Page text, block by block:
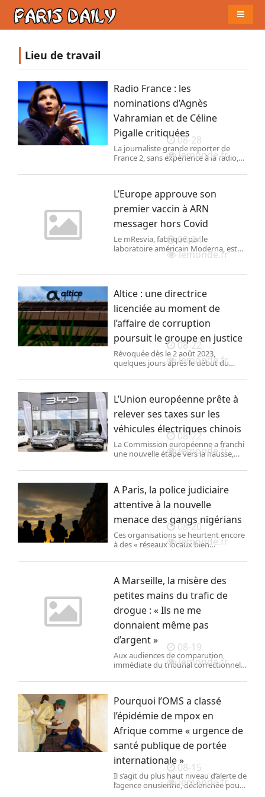
Lieu de travail
Radio France : les
nominations d’Agnès
Vahramian et de Céline
Pigalle critiquées
La journaliste grande reporter de
France 2, sans expérience à la radio,
Quant à l’actuelle directrice de France
double fonction, puisqu’elle assumera
aussi la direction de l’information du
groupe.
08-28
lemonde.fr
L’Europe approuve son
premier vaccin à ARN
messager hors Covid
Le mResvia, fabriqué par le
laboratoire américain Moderna, est
destiné à protéger les seniors contre
principale cause de la bronchiolite.
08-24
lemonde.fr
Altice : une directrice
licenciée au moment de
l’affaire de corruption
poursuit le groupe en justice
Révoquée dès le 2 août 2023,
quelques jours après le début du
Bregou conteste un licenciement
08-22
lemonde.fr
L’Union européenne prête à
relever ses taxes sur les
véhicules électriques chinois
La Commission européenne a franchi
une nouvelle étape vers la hausse,
douane sur les véhicules électriques
aux entreprises exportatrices
pourraient s’élever jusqu’à 36,3 %.
08-22
lemonde.fr
A Paris, la police judiciaire
attentive à la nouvelle
menace des gangs nigérians
Ces organisations se heurtent encore
à des « réseaux locaux bien
actives dans le trafic de drogue.
08-20
lemonde.fr
A Marseille, la misère des
petites mains du trafic de
drogue : « Ils ne me
donnaient même pas
d’argent »
Aux audiences de comparution
immédiate du tribunal correctionnel
souvent très précaires, des petits
France, défilent chaque jour.
08-19
lemonde.fr
Pourquoi l’OMS a classé
l’épidémie de mpox en
Afrique comme « urgence de
santé publique de portée
internationale »
Il s’agit du plus haut niveau d’alerte de
l’agence onusienne, déclenchée pour
08-15
lemonde.fr